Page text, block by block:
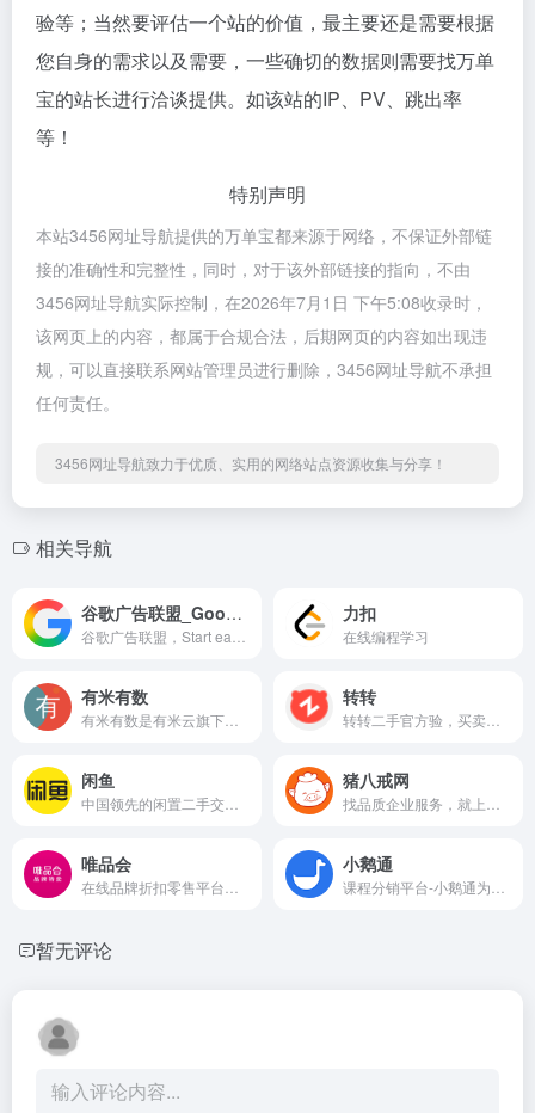
验等；当然要评估一个站的价值，最主要还是需要根据
您自身的需求以及需要，一些确切的数据则需要找万单
宝的站长进行洽谈提供。如该站的IP、PV、跳出率
等！
特别声明
本站3456网址导航提供的万单宝都来源于网络，不保证外部链
接的准确性和完整性，同时，对于该外部链接的指向，不由
3456网址导航实际控制，在2026年7月1日 下午5:08收录时，
该网页上的内容，都属于合规合法，后期网页的内容如出现违
规，可以直接联系网站管理员进行删除，3456网址导航不承担
任何责任。
3456网址导航致力于优质、实用的网络站点资源收集与分享！
相关导航
谷歌广告联盟_Google AdSense_广告联盟导航 力扣
在线编程学习
有米有数 转转
闲鱼 猪八戒网
唯品会 小鹅通
暂无评论